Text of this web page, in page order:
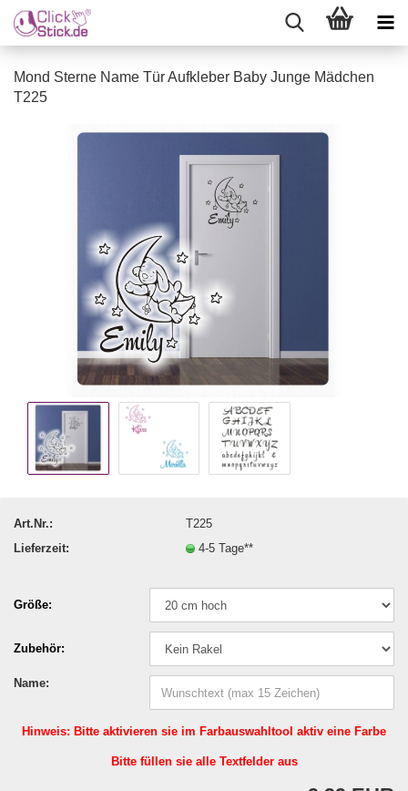
Mond Sterne Name Tür Aufkleber Baby Junge Mädchen
T225
Art.Nr.:
T225
Lieferzeit:
4-5 Tage**
Größe:
Zubehör:
Name:
Hinweis: Bitte aktivieren sie im Farbauswahltool aktiv eine Farbe
Bitte füllen sie alle Textfelder aus